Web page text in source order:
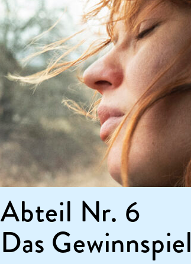
Abteil Nr. 6
Das Gewinnspiel